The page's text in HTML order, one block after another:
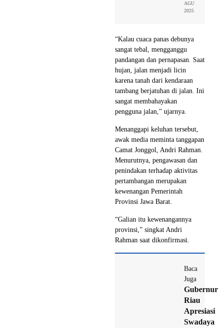
AGU
2025
“Kalau cuaca panas debunya
sangat tebal, mengganggu
pandangan dan pernapasan. Saat
hujan, jalan menjadi licin
karena tanah dari kendaraan
tambang berjatuhan di jalan. Ini
sangat membahayakan
pengguna jalan,” ujarnya.
Menanggapi keluhan tersebut,
awak media meminta tanggapan
Camat Jonggol, Andri Rahman.
Menurutnya, pengawasan dan
penindakan terhadap aktivitas
pertambangan merupakan
kewenangan Pemerintah
Provinsi Jawa Barat.
“Galian itu kewenangannya
provinsi,” singkat Andri
Rahman saat dikonfirmasi.
Baca
Juga
Gubernur
Riau
Apresiasi
Swadaya